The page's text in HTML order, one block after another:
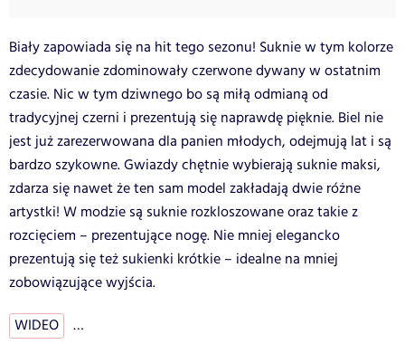
Biały zapowiada się na hit tego sezonu! Suknie w tym kolorze
zdecydowanie zdominowały czerwone dywany w ostatnim
czasie. Nic w tym dziwnego bo są miłą odmianą od
tradycyjnej czerni i prezentują się naprawdę pięknie. Biel nie
jest już zarezerwowana dla panien młodych, odejmują lat i są
bardzo szykowne. Gwiazdy chętnie wybierają suknie maksi,
zdarza się nawet że ten sam model zakładają dwie różne
artystki! W modzie są suknie rozkloszowane oraz takie z
rozcięciem – prezentujące nogę. Nie mniej elegancko
prezentują się też sukienki krótkie – idealne na mniej
zobowiązujące wyjścia.
WIDEO …